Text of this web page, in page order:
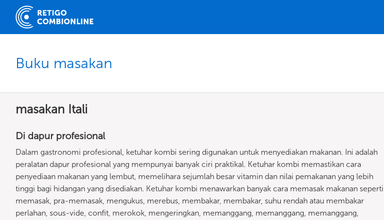
Buku masakan
masakan Itali
Di dapur profesional
Dalam gastronomi profesional, ketuhar kombi sering digunakan untuk menyediakan makanan. Ini adalah
peralatan dapur profesional yang mempunyai banyak ciri praktikal. Ketuhar kombi memastikan cara
penyediaan makanan yang lembut, memelihara sejumlah besar vitamin dan nilai pemakanan yang lebih
tinggi bagi hidangan yang disediakan. Ketuhar kombi menawarkan banyak cara memasak makanan seperti
memasak, pra-memasak, mengukus, merebus, membakar, membakar, suhu rendah atau membakar
perlahan, sous-vide, confit, merokok, mengeringkan, memanggang, memanggang, memanggang,